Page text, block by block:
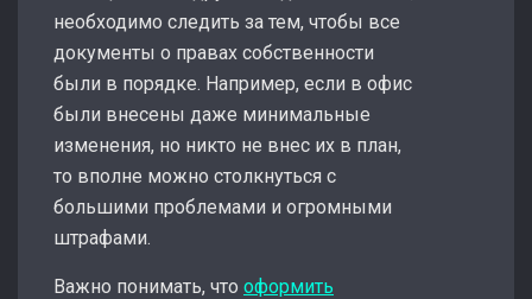
необходимо следить за тем, чтобы все
документы о правах собственности
были в порядке. Например, если в офис
были внесены даже минимальные
изменения, но никто не внес их в план,
то вполне можно столкнуться с
большими проблемами и огромными
штрафами.
Важно понимать, что оформить